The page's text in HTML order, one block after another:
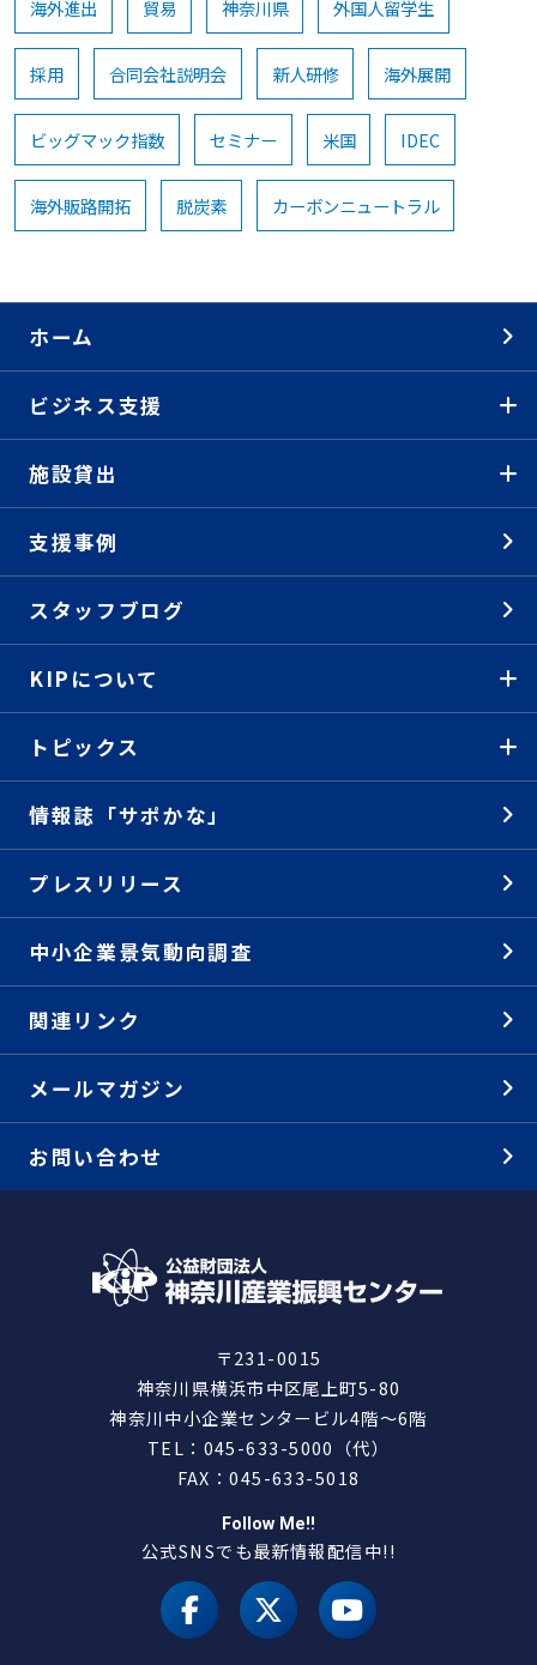
海外進出 貿易 神奈川県 外国人留学生
採用 合同会社説明会 新人研修 海外展開
ビッグマック指数 セミナー 米国 IDEC
海外販路開拓 脱炭素 カーボンニュートラル
ホーム
ビジネス支援
施設貸出
支援事例
スタッフブログ
KIPについて
トピックス
情報誌「サポかな」
プレスリリース
中小企業景気動向調査
関連リンク
メールマガジン
お問い合わせ
〒231-0015
神奈川県横浜市中区尾上町5-80
神奈川中小企業センタービル4階～6階
TEL：045-633-5000（代）
FAX：045-633-5018
Follow Me!!
公式SNSでも最新情報配信中!!
facebookX（旧 twitter）
youtube